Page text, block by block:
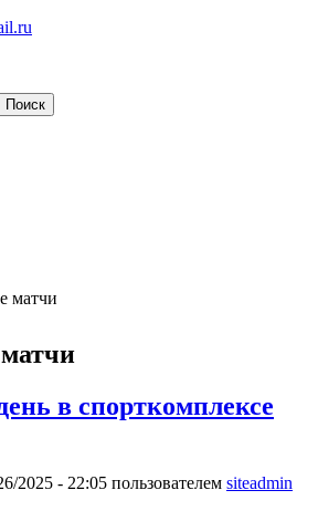
матчи
в спорткомплексе
2025 - 22:05 пользователем siteadmin